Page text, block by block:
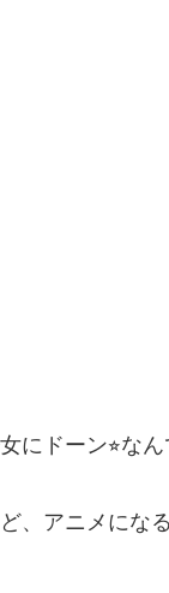
ドーン⭐︎なん
、アニメにな